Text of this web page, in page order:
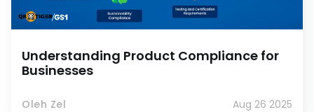
Understanding Product Compliance for
Businesses
Oleh Zel Aug 26 2025